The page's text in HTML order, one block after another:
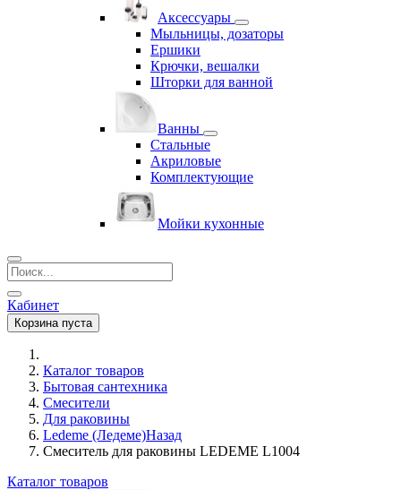
Аксессуары
Мыльницы, дозаторы
Ершики
Крючки, вешалки
Шторки для ванной
Ванны
Стальные
Акриловые
Комплектующие
Мойки кухонные
Кабинет
Корзина пуста
Каталог товаров
Бытовая сантехника
Смесители
Для раковины
Ledeme (Ледеме)Назад
Смеситель для раковины LEDEME L1004
Каталог товаров